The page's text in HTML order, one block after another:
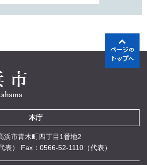
本庁
市青木町四丁目1番地2
表）
Fax：0566-52-1110（代表）